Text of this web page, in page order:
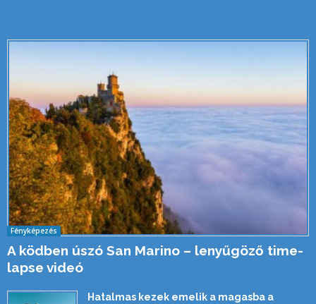
Fényképezés
A ködben úszó San Marino – lenyűgöző time-
lapse videó
Hatalmas kezek emelik a magasba a